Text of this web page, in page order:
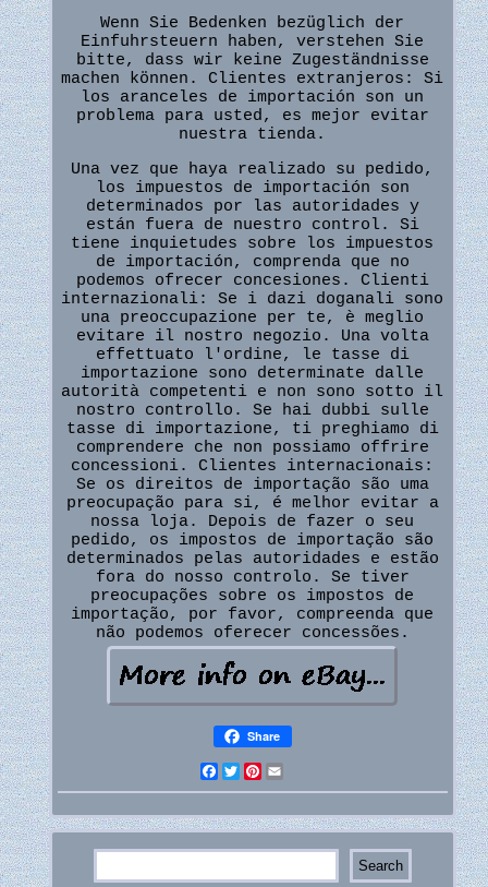
Wenn Sie Bedenken bezüglich der
Einfuhrsteuern haben, verstehen Sie
bitte, dass wir keine Zugeständnisse
machen können. Clientes extranjeros: Si
los aranceles de importación son un
problema para usted, es mejor evitar
nuestra tienda.
Una vez que haya realizado su pedido,
los impuestos de importación son
determinados por las autoridades y
están fuera de nuestro control. Si
tiene inquietudes sobre los impuestos
de importación, comprenda que no
podemos ofrecer concesiones. Clienti
internazionali: Se i dazi doganali sono
una preoccupazione per te, è meglio
evitare il nostro negozio. Una volta
effettuato l'ordine, le tasse di
importazione sono determinate dalle
autorità competenti e non sono sotto il
nostro controllo. Se hai dubbi sulle
tasse di importazione, ti preghiamo di
comprendere che non possiamo offrire
concessioni. Clientes internacionais:
Se os direitos de importação são uma
preocupação para si, é melhor evitar a
nossa loja. Depois de fazer o seu
pedido, os impostos de importação são
determinados pelas autoridades e estão
fora do nosso controlo. Se tiver
preocupações sobre os impostos de
importação, por favor, compreenda que
não podemos oferecer concessões.
Share
Facebook
Twitter
Pinterest